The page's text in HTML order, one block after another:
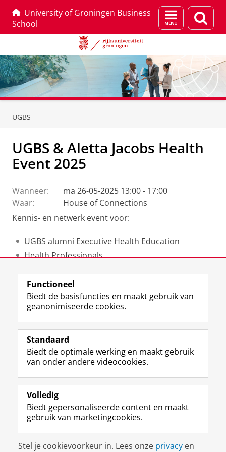
University of Groningen Business
School
Menu
en
UGBS
UGBS & Aletta Jacobs Health
Event 2025
Wanneer:
ma 26-05-2025 13:00 - 17:00
Waar:
House of Connections
Kennis- en netwerk event voor:
UGBS alumni Executive Health Education
Health Professionals
Lees meer over het evenement en hoe deel te
nemen
Deel dit Facebook LinkedIn
Uw Business Partner: Executive onderwijs (UBGS)
Uw Business Partner: Werken met studenten
Faculteit Economie en Bedrijfskunde
Disclaimer & Copyright
Functioneel
Biedt de basisfuncties en maakt gebruik van
geanonimiseerde cookies.
Standaard
Biedt de optimale werking en maakt gebruik
van onder andere videocookies.
Volledig
Biedt gepersonaliseerde content en maakt
gebruik van marketingcookies.
Stel je cookievoorkeur in. Lees onze privacy en